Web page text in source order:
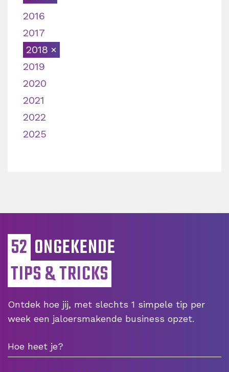
2016
2017
2018
2019
2020
2021
2022
2025
52 ONGEKENDE
TIPS & TRICKS
Ontdek hoe jij, met slechts 1 simpele tip per
week een jaloersmakende business opzet.